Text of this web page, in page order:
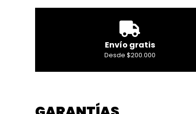
Envío gratis
Desde $200.000